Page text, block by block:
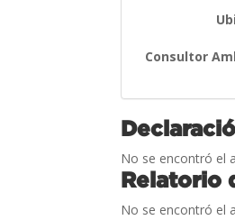
Consultor
No se encontró el
Relatorio
No se encontró el